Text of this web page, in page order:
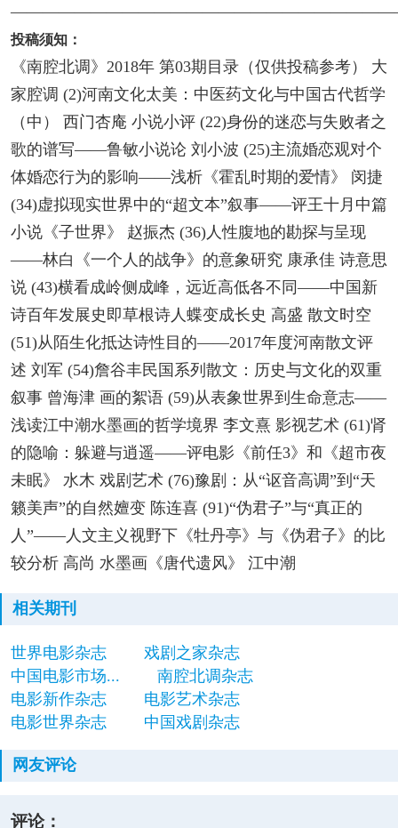
投稿须知：
《南腔北调》2018年 第03期目录（仅供投稿参考） 大
家腔调 (2)河南文化太美：中医药文化与中国古代哲学
（中） 西门杏庵 小说小评 (22)身份的迷恋与失败者之
歌的谱写——鲁敏小说论 刘小波 (25)主流婚恋观对个
体婚恋行为的影响——浅析《霍乱时期的爱情》 闵捷
(34)虚拟现实世界中的“超文本”叙事——评王十月中篇
小说《子世界》 赵振杰 (36)人性腹地的勘探与呈现
——林白《一个人的战争》的意象研究 康承佳 诗意思
说 (43)横看成岭侧成峰，远近高低各不同——中国新
诗百年发展史即草根诗人蝶变成长史 高盛 散文时空
(51)从陌生化抵达诗性目的——2017年度河南散文评
述 刘军 (54)詹谷丰民国系列散文：历史与文化的双重
叙事 曾海津 画的絮语 (59)从表象世界到生命意志——
浅读江中潮水墨画的哲学境界 李文熹 影视艺术 (61)肾
的隐喻：躲避与逍遥——评电影《前任3》和《超市夜
未眠》 水木 戏剧艺术 (76)豫剧：从“讴音高调”到“天
籁美声”的自然嬗变 陈连喜 (91)“伪君子”与“真正的
人”——人文主义视野下《牡丹亭》与《伪君子》的比
较分析 高尚 水墨画《唐代遗风》 江中潮
相关期刊
世界电影杂志
戏剧之家杂志
中国电影市场...
南腔北调杂志
电影新作杂志
电影艺术杂志
电影世界杂志
中国戏剧杂志
网友评论
评论：